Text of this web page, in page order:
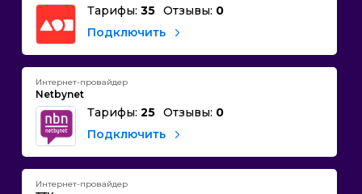
Тарифы: 35 Отзывы: 0
Подключить
Интернет-провайдер
Netbynet
Тарифы: 25 Отзывы: 0
Подключить
Интернет-провайдер